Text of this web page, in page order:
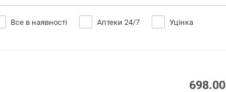
Все в наявності Аптеки 24/7 Уцінка
698.00